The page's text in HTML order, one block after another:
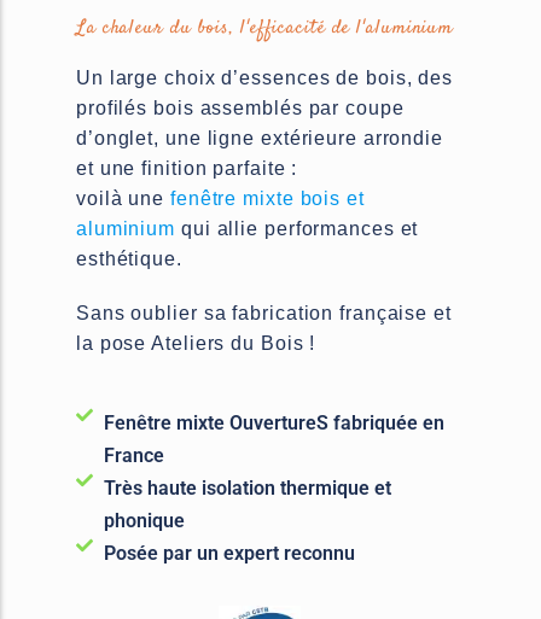
La chaleur du bois, l'efficacité de l'aluminium
Un large choix d’essences de bois, des
profilés bois assemblés par coupe
d’onglet, une ligne extérieure arrondie
et une finition parfaite :
voilà une fenêtre mixte bois et
aluminium qui allie performances et
esthétique.
Sans oublier sa fabrication française et
la pose Ateliers du Bois !
Fenêtre mixte OuvertureS fabriquée en
France
Très haute isolation thermique et
phonique
Posée par un expert reconnu